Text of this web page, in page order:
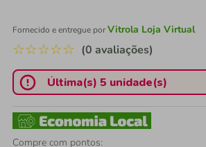
Fornecido e entregue porVitrola Loja Virtual
☆☆☆☆☆ (0 avaliações)
Última(s) 5 unidade(s)
Compre com pontos: